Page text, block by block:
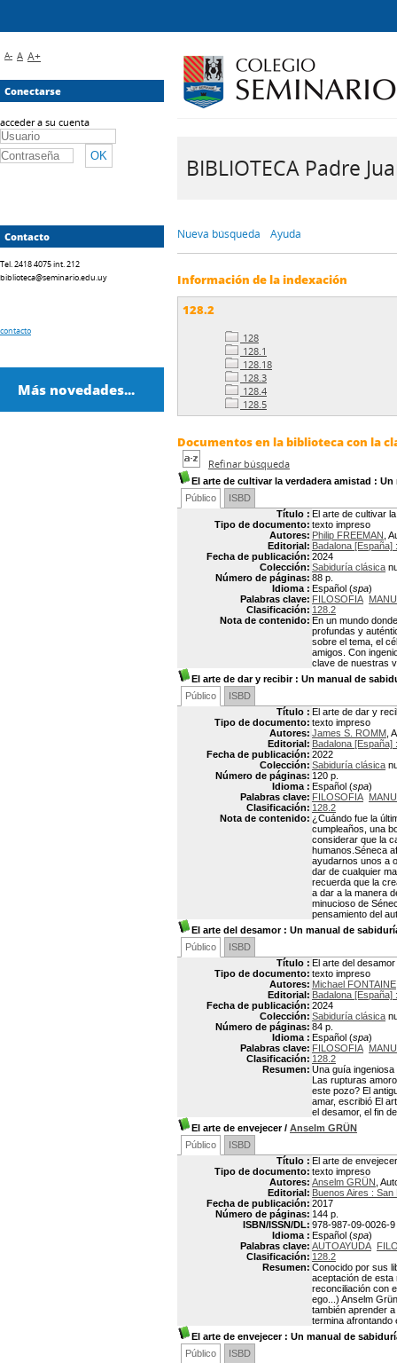
BIBLIOTECA Padre
Nueva búsqueda Ayuda
Información de la indexación
128.2
128
128.1
128.18
128.3
128.4
128.5
Documentos en la biblioteca con la
Refinar búsqueda
El arte de cultivar la verdadera amistad : Un
Público
ISBD
Título : El arte de cultivar
Tipo de documento: texto impreso
Autores: Philip FREEMAN ,
Editorial: Badalona [España]
Fecha de publicación: 2024
Colección: Sabiduría clásica
Número de páginas: 88 p.
Idioma : Español (spa)
Palabras clave: FILOSOFIA
Clasificación: 128.2
Nota de contenido: En un mundo
profundas y
sobre el tema, el
amigos. Con
clave de nuestras
El arte de dar y recibir: Un manual de
Público
ISBD
Título : El arte de dar y
Tipo de documento: texto impreso
Autores: James S. ROMM ,
Editorial: Badalona [España]
Fecha de publicación: 2022
Colección: Sabiduría clásica
Número de páginas: 120 p.
Idioma : Español (spa)
Palabras clave: FILOSOFIA
Clasificación: 128.2
Nota de contenido: ¿Cuándo fue la
cumpleaños, una
considerar que la
humanos.Séneca
ayudarnos unos a
dar de cualquier
recuerda que la
a dar a la manera
minucioso de
pensamiento del
El arte del desamor: Un manual de
Público
ISBD
Título : El arte del
Tipo de documento: texto impreso
Autores: Michael FONTAINE
Editorial: Badalona [España]
Fecha de publicación: 2024
Colección: Sabiduría clásica
Número de páginas: 84 p.
Idioma : Español (spa)
Palabras clave: FILOSOFIA
Clasificación: 128.2
Resumen: Una guía
Las rupturas
este pozo? El
amar, escribió El
el desamor, el fin
El arte de envejecer/ Anselm GRÜN
Público
ISBD
Título : El arte de envejecer
Tipo de documento: texto impreso
Autores: Anselm GRÜN ,
Editorial: Buenos Aires : San
Fecha de publicación: 2017
Número de páginas: 144 p.
ISBN/ISSN/DL: 978-987-09-0026-9
Idioma : Español (spa)
Palabras clave: AUTOAYUDA
Clasificación: 128.2
Resumen: Conocido por sus
aceptación de esta
reconciliación con
ego...) Anselm
también aprender
termina afrontando
El arte de envejecer: Un manual de
Público
ISBD
A- A A+
Conectarse
acceder a su cuenta
Contacto
Tel. 2418 4075 int. 212
biblioteca@seminario.edu.uy
contacto
Más novedades...